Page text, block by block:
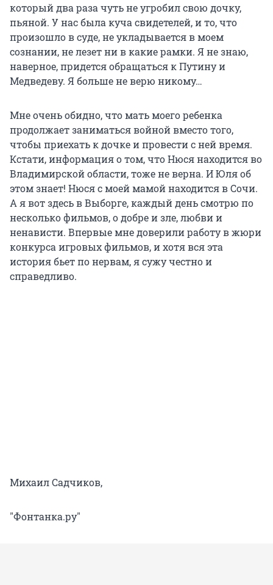
который два раза чуть не угробил свою дочку,
пьяной. У нас была куча свидетелей, и то, что
произошло в суде, не укладывается в моем
сознании, не лезет ни в какие рамки. Я не знаю,
наверное, придется обращаться к Путину и
Медведеву. Я больше не верю никому…
Мне очень обидно, что мать моего ребенка
продолжает заниматься войной вместо того,
чтобы приехать к дочке и провести с ней время.
Кстати, информация о том, что Нюся находится во
Владимирской области, тоже не верна. И Юля об
этом знает! Нюся с моей мамой находится в Сочи.
А я вот здесь в Выборге, каждый день смотрю по
несколько фильмов, о добре и зле, любви и
ненависти. Впервые мне доверили работу в жюри
конкурса игровых фильмов, и хотя вся эта
история бьет по нервам, я сужу честно и
справедливо.
Михаил Садчиков,
"Фонтанка.ру"